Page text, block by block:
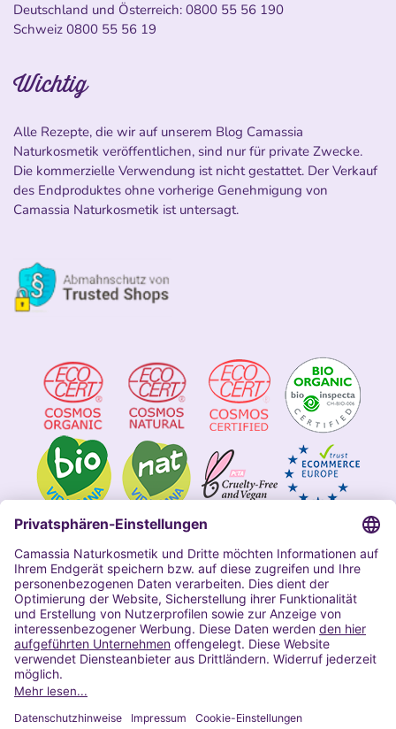
Deutschland und Österreich: 0800 55 56 190
Schweiz 0800 55 56 19
Wichtig
Alle Rezepte, die wir auf unserem Blog Camassia
Naturkosmetik veröffentlichen, sind nur für private Zwecke.
Die kommerzielle Verwendung ist nicht gestattet. Der Verkauf
des Endproduktes ohne vorherige Genehmigung von
Camassia Naturkosmetik ist untersagt.
Impressum
Allgemeine Geschäftsbedingungen
Datenschutzerklärung Camassia
Widerrufsbelehrung
Copyright 2020 | Alle Rechte vorbehalten